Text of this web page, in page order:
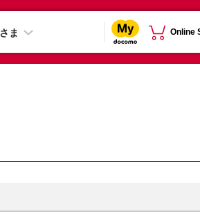
ま Online